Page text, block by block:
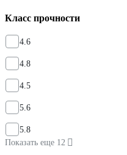
Класс прочности
4.6
4.8
4.5
5.6
5.8
Показать еще 12